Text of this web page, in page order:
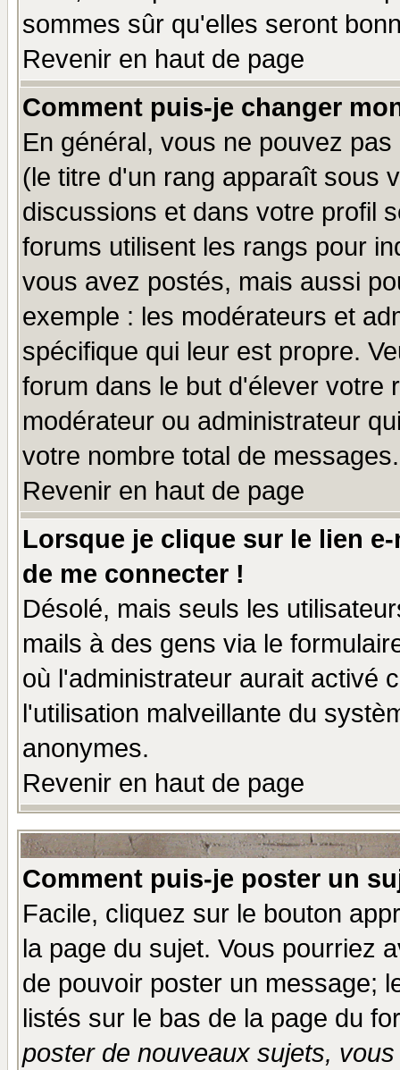
sommes sûr qu'elles seront
Revenir en haut de page
Comment puis-je changer
En général, vous ne pouvez
(le titre d'un rang apparaît sous
discussions et dans votre profil
forums utilisent les rangs pour
vous avez postés, mais aussi
exemple : les modérateurs et
spécifique qui leur est propre.
forum dans le but d'élever votre
modérateur ou administrateur
votre nombre total de messages.
Revenir en haut de page
Lorsque je clique sur le lien
de me connecter !
Désolé, mais seuls les
mails à des gens via le
où l'administrateur aurait activé
l'utilisation malveillante du
anonymes.
Revenir en haut de page
Comment puis-je poster un
Facile, cliquez sur le bouton
la page du sujet. Vous pourriez
de pouvoir poster un message;
listés sur le bas de la page du
poster de nouveaux sujets,